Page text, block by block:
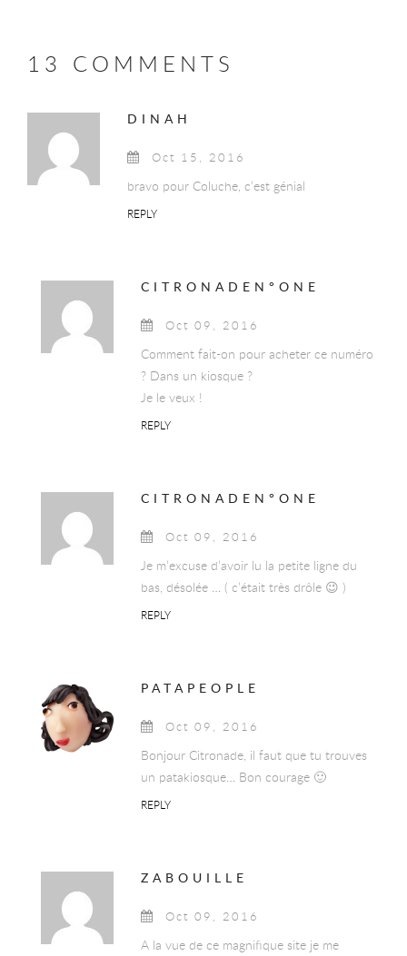
13 COMMENTS
DINAH
Oct 15, 2016
bravo pour Coluche, c’est génial
REPLY
CITRONADEN°ONE
Oct 09, 2016
Comment fait-on pour acheter ce numéro
? Dans un kiosque ?
Je le veux !
REPLY
CITRONADEN°ONE
Oct 09, 2016
Je m’excuse d’avoir lu la petite ligne du
bas, désolée … ( c’était très drôle 😉 )
REPLY
PATAPEOPLE
Oct 09, 2016
Bonjour Citronade, il faut que tu trouves
un patakiosque… Bon courage 🙂
REPLY
ZABOUILLE
Oct 09, 2016
A la vue de ce magnifique site je me